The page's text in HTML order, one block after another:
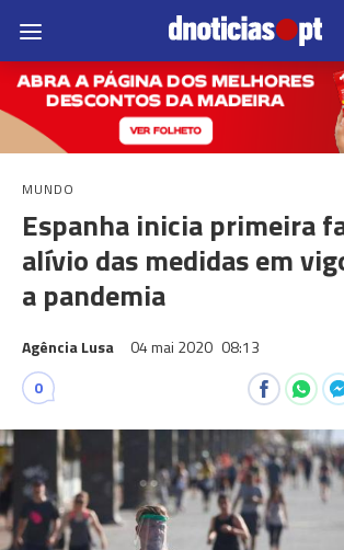
MUNDO
Espanha inicia primeira
alívio das medidas em
a pandemia
Agência Lusa 04 mai 2020 08:13
0